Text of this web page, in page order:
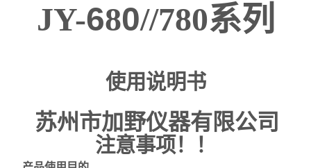
JY-680//780系列
使用说明书
苏州市加野仪器有限公司
注意事项！！